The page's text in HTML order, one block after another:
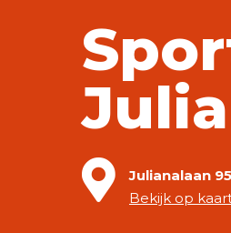
Over bv SPORT
Over bv
Julianalaan
Bekijk op